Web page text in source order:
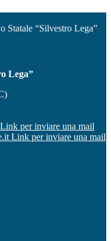
Statale “Silvestro Lega”
Lega”
Link per inviare una mail
Link per inviare una mail